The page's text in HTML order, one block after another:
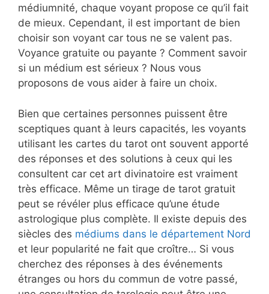
médiumnité, chaque voyant propose ce qu’il fait
de mieux. Cependant, il est important de bien
choisir son voyant car tous ne se valent pas.
Voyance gratuite ou payante ? Comment savoir
si un médium est sérieux ? Nous vous
proposons de vous aider à faire un choix.
Bien que certaines personnes puissent être
sceptiques quant à leurs capacités, les voyants
utilisant les cartes du tarot ont souvent apporté
des réponses et des solutions à ceux qui les
consultent car cet art divinatoire est vraiment
très efficace. Même un tirage de tarot gratuit
peut se révéler plus efficace qu’une étude
astrologique plus complète. Il existe depuis des
siècles des médiums dans le département Nord
et leur popularité ne fait que croître… Si vous
cherchez des réponses à des événements
étranges ou hors du commun de votre passé,